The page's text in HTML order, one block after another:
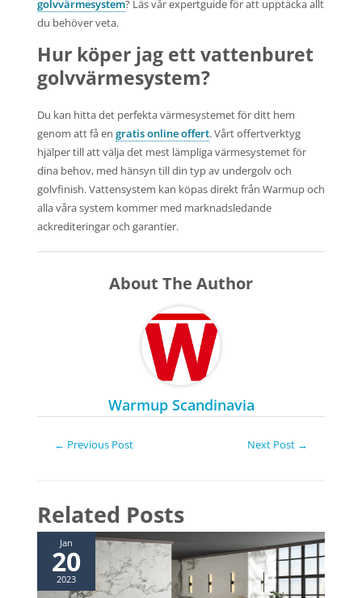
golvvärmesystem? Läs vår expertguide för att upptäcka allt
du behöver veta.
Hur köper jag ett vattenburet
golvvärmesystem?
Du kan hitta det perfekta värmesystemet för ditt hem
genom att få en gratis online offert. Vårt offertverktyg
hjälper till att välja det mest lämpliga värmesystemet för
dina behov, med hänsyn till din typ av undergolv och
golvfinish. Vattensystem kan köpas direkt från Warmup och
alla våra system kommer med marknadsledande
ackrediteringar och garantier.
About The Author
Warmup Scandinavia
n
a
g
← Previous Post Next Post →
Related Posts
Jan
20
2023